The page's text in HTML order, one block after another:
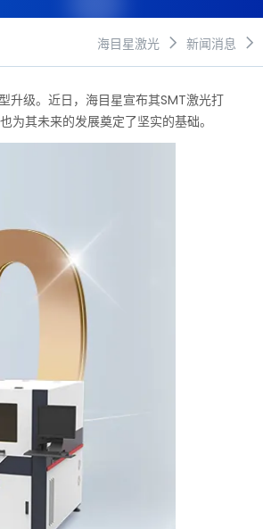
海目星激光  新闻消息 
升级。近日，海目星宣布其SMT激光打
其未来的发展奠定了坚实的基础。